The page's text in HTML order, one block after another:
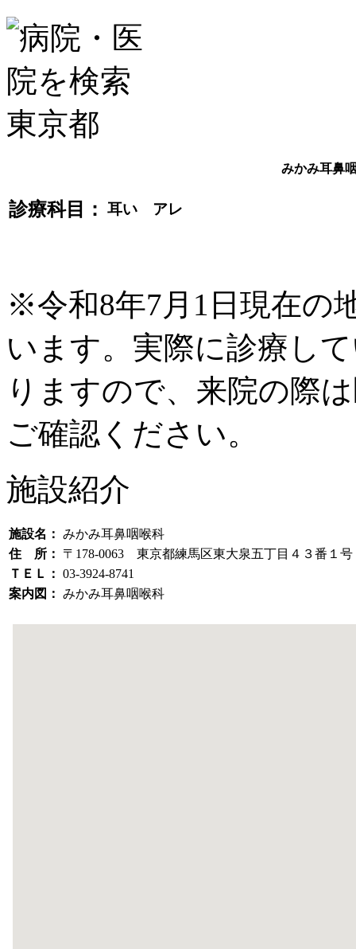
みかみ耳鼻
診療科目： 耳い アレ
※令和8年7月1日現在の
います。実際に診療し
りますので、来院の際
ご確認ください。
施設紹介
施設名： みかみ耳鼻咽喉科
住 所：
〒178-0063 東京都練馬区東大泉五丁目４３番１
ＴＥＬ： 03-3924-8741
案内図： みかみ耳鼻咽喉科